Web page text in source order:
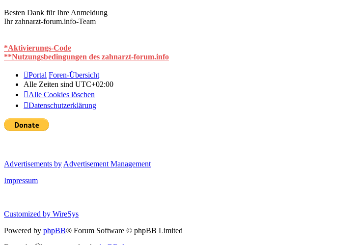
Besten Dank für Ihre Anmeldung
Ihr zahnarzt-forum.info-Team
*Aktivierungs-Code
**Nutzungsbedingungen des zahnarzt-forum.info
Portal Foren-Übersicht
Alle Zeiten sind UTC+02:00
Alle Cookies löschen
Datenschutzerklärung
Advertisements by Advertisement Management
Impressum
Customized by WireSys
Powered by phpBB® Forum Software © phpBB Limited